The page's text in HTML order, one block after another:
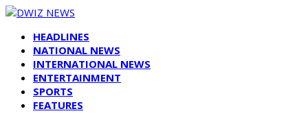
HEADLINES
NATIONAL NEWS
INTERNATIONAL NEWS
ENTERTAINMENT
SPORTS
FEATURES